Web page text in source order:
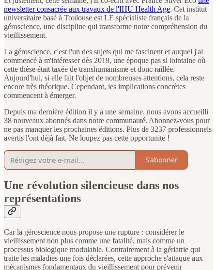
newsletter consacrée aux travaux de l'IHU Health Age. Cet institut
universitaire basé à Toulouse est LE spécialiste français de la
géroscience, une discipline qui transforme notre compréhension du
vieillissement.
La géroscience, c'est l'un des sujets qui me fascinent et auquel j'ai
commencé à m'intéresser dès 2019, une époque pas si lointaine où
cette thèse était taxée de transhumanisme et donc raillée.
Aujourd'hui, si elle fait l'objet de nombreuses attentions, cela reste
encore très théorique. Cependant, les implications concrètes
commencent à émerger.
Depuis ma dernière édition il y a une semaine, nous avons accueilli
38 nouveaux abonnés dans notre communauté. Abonnez-vous pour
ne pas manquer les prochaines éditions. Plus de 3237 professionnels
avertis l'ont déjà fait. Ne loupez pas cette opportunité !
S'abonner
Une révolution silencieuse dans nos
représentations
Car la géroscience nous propose une rupture : considérer le
vieillissement non plus comme une fatalité, mais comme un
processus biologique modulable. Contrairement à la gériatrie qui
traite les maladies une fois déclarées, cette approche s'attaque aux
mécanismes fondamentaux du vieillissement pour prévenir